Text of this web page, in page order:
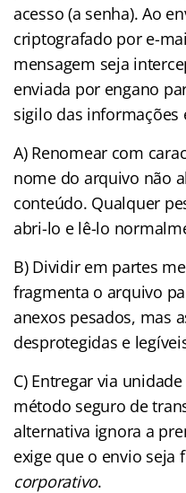
acesso (a senha). Ao
criptografado por e-
mensagem seja
enviada por engano
sigilo das informações
A) Renomear com
nome do arquivo não
conteúdo. Qualquer
abri-lo e lê-lo
B) Dividir em partes
fragmenta o arquivo
anexos pesados, mas
desprotegidas e
C) Entregar via
método seguro de
alternativa ignora a
exige que o envio seja
corporativo.